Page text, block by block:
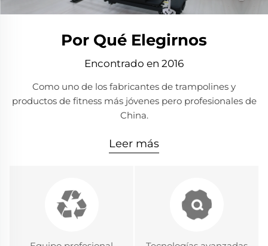
Por Qué Elegirnos
Encontrado en 2016
Como uno de los fabricantes de trampolines y
productos de fitness más jóvenes pero profesionales de
China.
Leer más